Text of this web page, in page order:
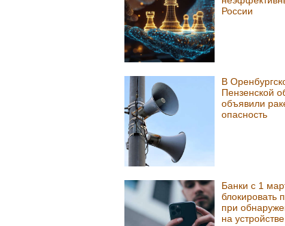
России
В
Пензенской
объявили
опасность
Банки с 1
блокировать
при
на устройстве